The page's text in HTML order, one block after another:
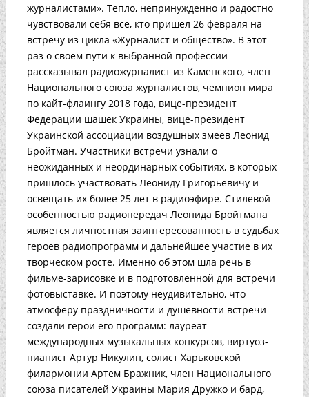
журналистами». Тепло, непринужденно и радостно
чувствовали себя все, кто пришел 26 февраля на
встречу из цикла «Журналист и общество». В этот
раз о своем пути к выбранной профессии
рассказывал радиожурналист из Каменского, член
Национального союза журналистов, чемпион мира
по кайт-флаингу 2018 года, вице-президент
Федерации шашек Украины, вице-президент
Украинской ассоциации воздушных змеев Леонид
Бройтман. Участники встречи узнали о
неожиданных и неординарных событиях, в которых
пришлось участвовать Леониду Григорьевичу и
освещать их более 25 лет в радиоэфире. Стилевой
особенностью радиопередач Леонида Бройтмана
является личностная заинтересованность в судьбах
героев радиопрограмм и дальнейшее участие в их
творческом росте. Именно об этом шла речь в
фильме-зарисовке и в подготовленной для встречи
фотовыставке. И поэтому неудивительно, что
атмосферу праздничности и душевности встречи
создали герои его программ: лауреат
международных музыкальных конкурсов, виртуоз-
пианист Артур Никулин, солист Харьковской
филармонии Артем Бражник, член Национального
союза писателей Украины Мария Дружко и бард,